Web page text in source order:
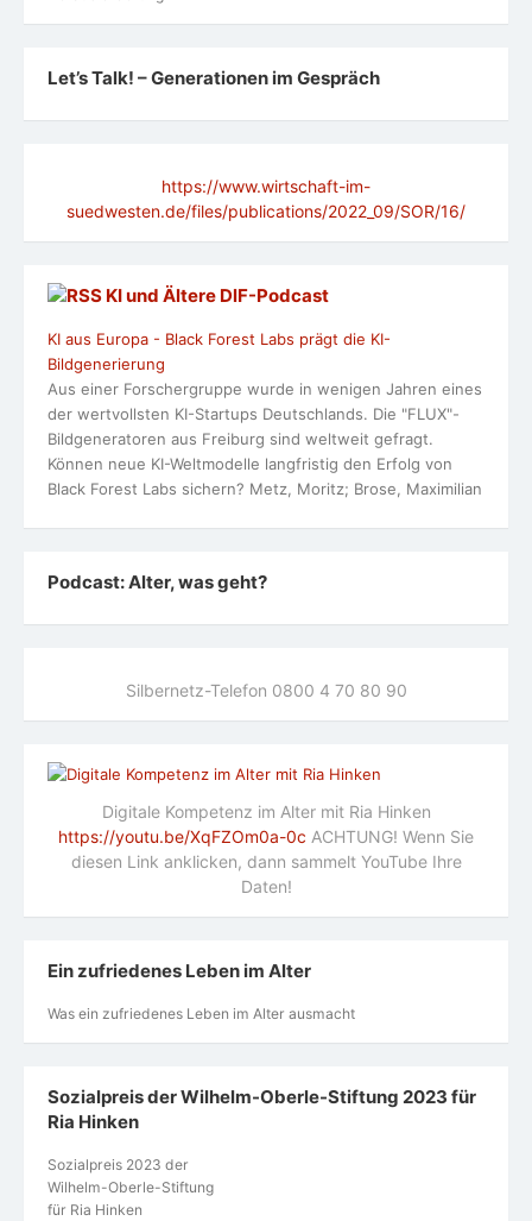
Let’s Talk! – Generationen im Gespräch
https://www.wirtschaft-im-
suedwesten.de/files/publications/2022_09/SOR/16/
KI und Ältere DlF-Podcast
KI aus Europa - Black Forest Labs prägt die KI-
Bildgenerierung
Aus einer Forschergruppe wurde in wenigen Jahren eines
der wertvollsten KI-Startups Deutschlands. Die "FLUX"-
Bildgeneratoren aus Freiburg sind weltweit gefragt.
Können neue KI-Weltmodelle langfristig den Erfolg von
Black Forest Labs sichern? Metz, Moritz; Brose, Maximilian
Podcast: Alter, was geht?
Silbernetz-Telefon 0800 4 70 80 90
Digitale Kompetenz im Alter mit Ria Hinken
https://youtu.be/XqFZOm0a-0c ACHTUNG! Wenn Sie
diesen Link anklicken, dann sammelt YouTube Ihre
Daten!
Ein zufriedenes Leben im Alter
Was ein zufriedenes Leben im Alter ausmacht
Sozialpreis der Wilhelm-Oberle-Stiftung 2023 für
Ria Hinken
Sozialpreis 2023 der
Wilhelm-Oberle-Stiftung
für Ria Hinken